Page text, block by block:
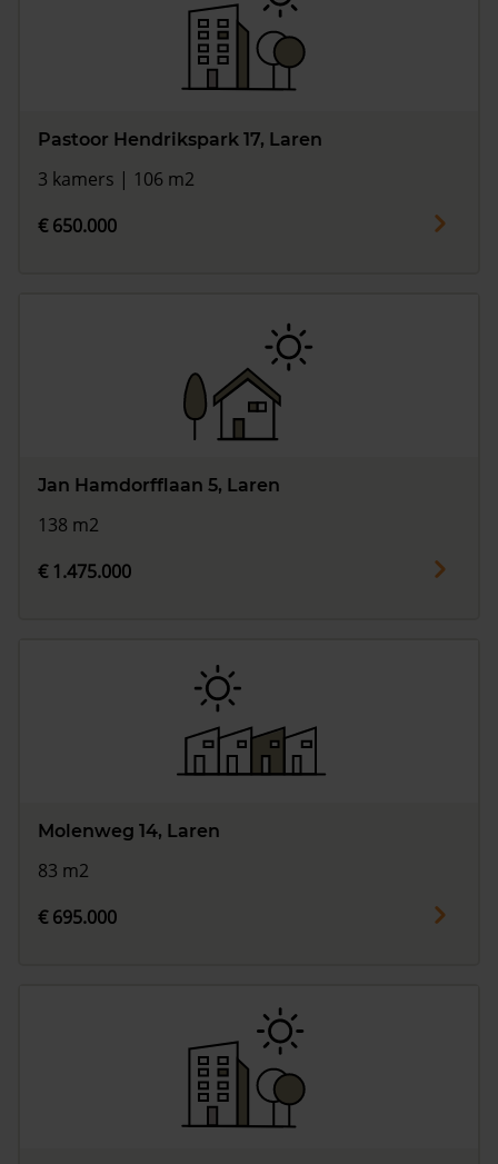
Pastoor Hendrikspark 17, Laren
3 kamers | 106 m2
€ 650.000
Jan Hamdorfflaan 5, Laren
138 m2
€ 1.475.000
Molenweg 14, Laren
83 m2
€ 695.000